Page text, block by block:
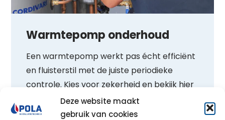
Deze website maakt
gebruik van cookies
Warmtepomp onderhoud
Een warmtepomp werkt pas écht efficiënt
en fluisterstil met de juiste periodieke
controle. Kies voor zekerheid en bekijk hier
de mogelijkheden voor vakkundig
warmtepomp onderhoud.